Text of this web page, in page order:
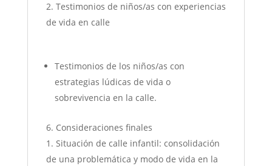
Testimonios de niños/as con experiencias
de vida en calle
Testimonios de los niños/as con
estrategias lúdicas de vida o
sobrevivencia en la calle.
Consideraciones finales
Situación de calle infantil: consolidación
de una problemática y modo de vida en la